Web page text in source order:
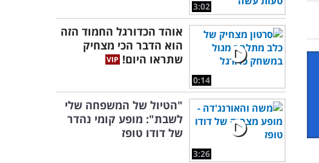
3:02
0:14
אוהד הכדורגל החמוד הזה
הוא הדבר הכי מצחיק
שתראו היום!
3:26
"הטיול של המשפחה שלי
לשבת": מופע קומי נהדר
של דודו טופז